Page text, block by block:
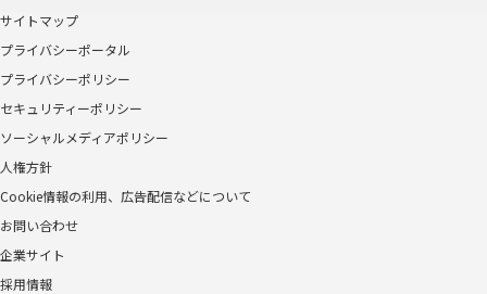
サイトマップ
プライバシーポータル
プライバシーポリシー
セキュリティーポリシー
ソーシャルメディアポリシー
人権方針
Cookie情報の利用、広告配信などについて
お問い合わせ
企業サイト
採用情報